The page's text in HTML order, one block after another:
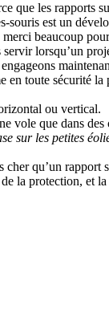
que les
est un
beaucoup
lorsqu’un
toute sécurité
ou vertical.
vole que dans
sur les petites
qu’un rapport
la protection, et